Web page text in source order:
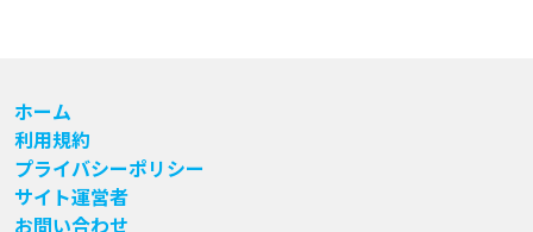
ホーム
利用規約
プライバシーポリシー
サイト運営者
お問い合わせ